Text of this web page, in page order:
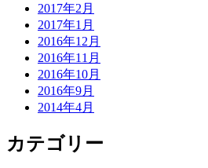
2017年2月
2017年1月
2016年12月
2016年11月
2016年10月
2016年9月
2014年4月
カテゴリー